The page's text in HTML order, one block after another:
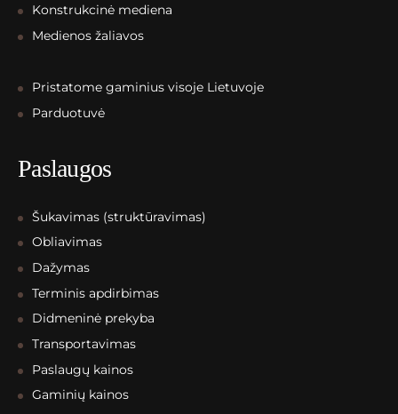
Konstrukcinė mediena
Medienos žaliavos
Pristatome gaminius visoje Lietuvoje
Parduotuvė
Paslaugos
Šukavimas (struktūravimas)
Obliavimas
Dažymas
Terminis apdirbimas
Didmeninė prekyba
Transportavimas
Paslaugų kainos
Gaminių kainos